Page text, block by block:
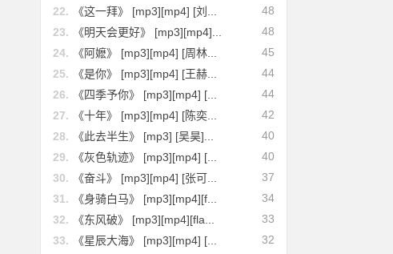
48
22.
《这一拜》 [mp3][mp4] [刘...
48
23.
《明天会更好》 [mp3][mp4]...
45
24.
《阿嬷》 [mp3][mp4] [周林...
44
25.
《是你》 [mp3][mp4] [王赫...
44
26.
《四季予你》 [mp3][mp4] [...
42
27.
《十年》 [mp3][mp4] [陈奕...
40
28.
《此去半生》 [mp3] [吴昊]...
40
29.
《灰色轨迹》 [mp3][mp4] [...
37
30.
《奋斗》 [mp3][mp4] [张可...
34
31.
《身骑白马》 [mp3][mp4][f...
33
32.
《东风破》 [mp3][mp4][fla...
32
33. 《星辰大海》 [mp3][mp4] [...